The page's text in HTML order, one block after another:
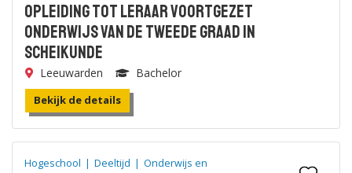
Opleiding tot leraar voortgezet
onderwijs van de tweede graad in
Scheikunde
Leeuwarden Bachelor
Bekijk de details
Hogeschool | Deeltijd | Onderwijs en